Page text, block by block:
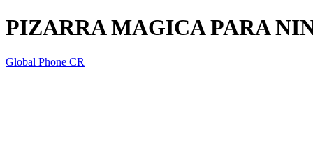
PIZARRA MAGICA PARA
Global Phone CR